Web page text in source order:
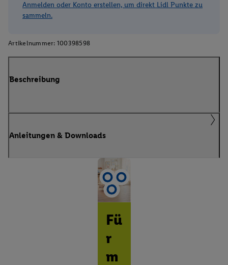
Anmelden oder Konto erstellen, um direkt Lidl Punkte zu
sammeln.
Artikelnummer: 100398598
Beschreibung
Anleitungen & Downloads
Fü
r
m